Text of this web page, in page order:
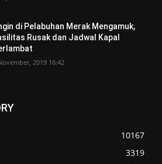
di Pelabuhan Merak Mengamuk,
Rusak dan Jadwal Kapal
2019 16:42
10167
3319